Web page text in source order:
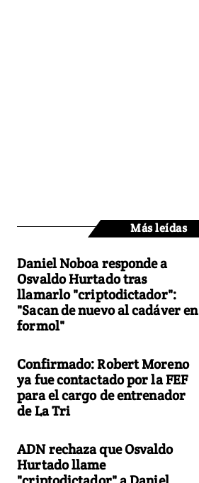
Más leídas
Daniel Noboa responde a
Osvaldo Hurtado tras
llamarlo "criptodictador":
"Sacan de nuevo al cadáver en
formol"
Confirmado: Robert Moreno
ya fue contactado por la FEF
para el cargo de entrenador
de La Tri
ADN rechaza que Osvaldo
Hurtado llame